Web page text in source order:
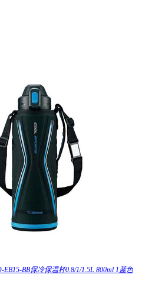
BB保冷保温杯0.8/1/1.5L 800ml 1蓝色